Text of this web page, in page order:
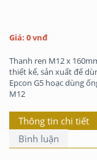
Giá: 0 vnđ
Thanh ren M12 x
thiết kế, sản xuất để
Epcon G5 hoạc dùng
M12
Thông tin chi tiết
Bình luận